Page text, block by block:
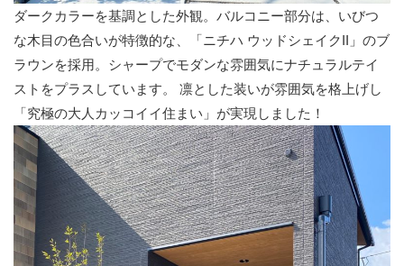
ダークカラーを基調とした外観。バルコニー部分は、いびつ
な木目の色合いが特徴的な、「ニチハ ウッドシェイクII」のブ
ラウンを採用。シャープでモダンな雰囲気にナチュラルテイ
ストをプラスしています。 凛とした装いが雰囲気を格上げし
「究極の大人カッコイイ住まい」が実現しました！